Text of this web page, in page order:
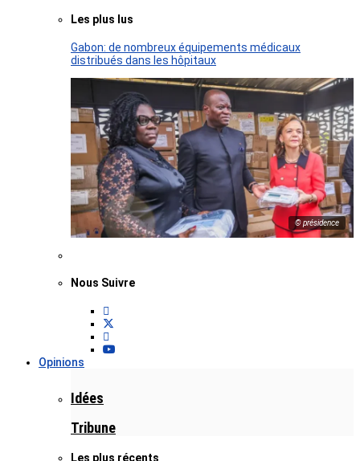
Les plus lus
Gabon: de nombreux équipements médicaux
distribués dans les hôpitaux
© présidence
Nous Suivre
Opinions
Idées
Tribune
Les plus récents